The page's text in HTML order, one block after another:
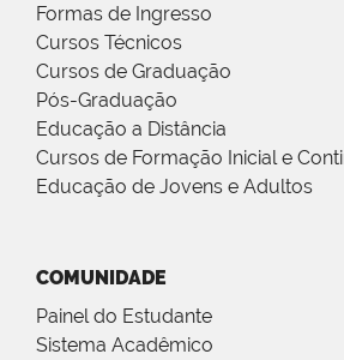
Formas de Ingresso
Cursos Técnicos
Cursos de Graduação
Pós-Graduação
Educação a Distância
Cursos de Formação Inicial e
Educação de Jovens e Adultos
COMUNIDADE
Painel do Estudante
Sistema Acadêmico